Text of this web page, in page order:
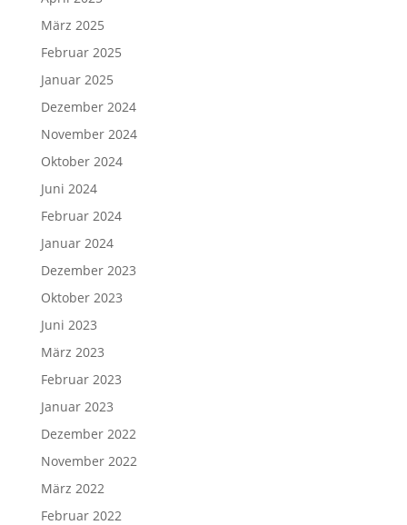
März 2025
Februar 2025
Januar 2025
Dezember 2024
November 2024
Oktober 2024
Juni 2024
Februar 2024
Januar 2024
Dezember 2023
Oktober 2023
Juni 2023
März 2023
Februar 2023
Januar 2023
Dezember 2022
November 2022
März 2022
Februar 2022